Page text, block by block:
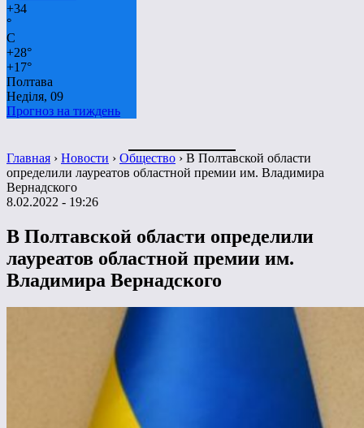
+34
°
C
+28°
+17°
Полтава
Неділя, 09
Прогноз на тиждень
Главная › Новости › Общество › В Полтавской области
определили лауреатов областной премии им. Владимира
Вернадского
8.02.2022 - 19:26
В Полтавской области определили
лауреатов областной премии им.
Владимира Вернадского